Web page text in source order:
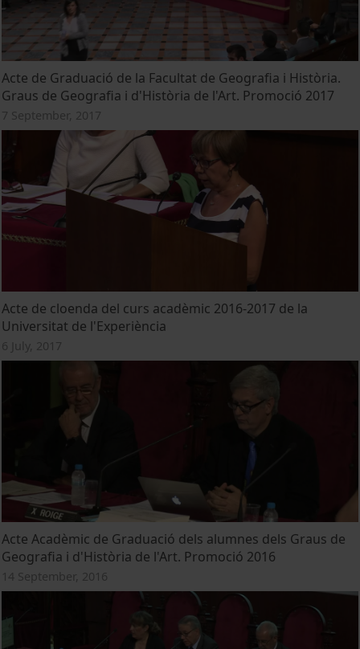
Acte de Graduació de la Facultat de Geografia i Història.
Graus de Geografia i d'Història de l'Art. Promoció 2017
7 September, 2017
Acte de cloenda del curs acadèmic 2016-2017 de la
Universitat de l'Experiència
6 July, 2017
Acte Acadèmic de Graduació dels alumnes dels Graus de
Geografia i d'Història de l'Art. Promoció 2016
14 September, 2016